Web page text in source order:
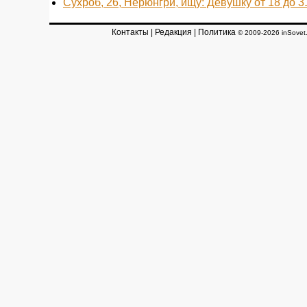
Сухроб, 26, Нерюнгри, ищу: Девушку от 18 до
Контакты Редакция Политика © 2009-2026